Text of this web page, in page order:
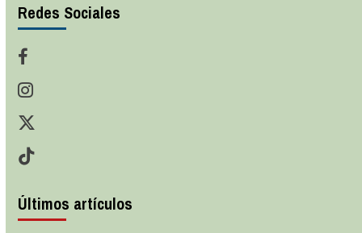
Redes Sociales
Últimos artículos